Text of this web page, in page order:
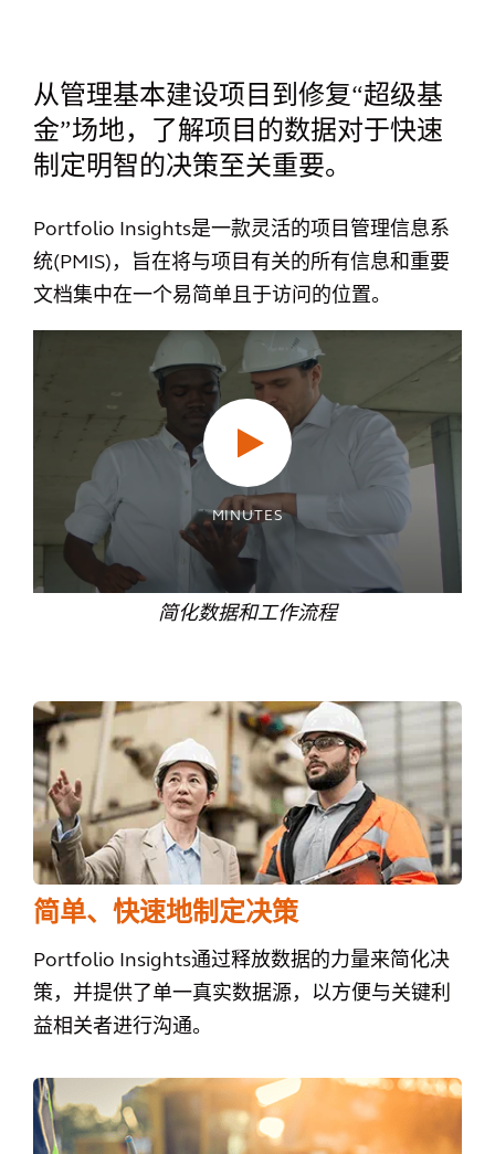
从管理基本建设项目到修复“超级基
金”场地，了解项目的数据对于快速
制定明智的决策至关重要。
Portfolio Insights是一款灵活的项目管理信息系
统(PMIS)，旨在将与项目有关的所有信息和重要
文档集中在一个易简单且于访问的位置。
MINUTES
简化数据和工作流程
简单、快速地制定决策
Portfolio Insights通过释放数据的力量来简化决
策，并提供了单一真实数据源，以方便与关键利
益相关者进行沟通。